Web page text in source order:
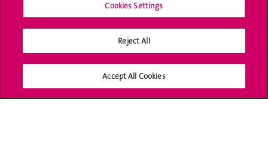
Bibliothèque
Médias sociaux UNIGE
Cookies Settings
Reject All
Accept All Cookies